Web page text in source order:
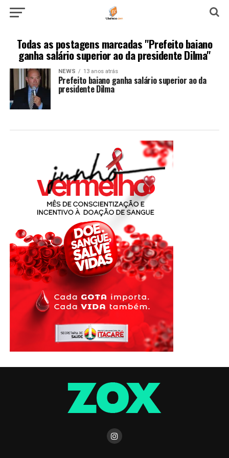
Todas as postagens marcadas "Prefeito baiano
ganha salário superior ao da presidente Dilma"
NEWS 13 anos atrás
Prefeito baiano ganha salário superior ao da
presidente Dilma